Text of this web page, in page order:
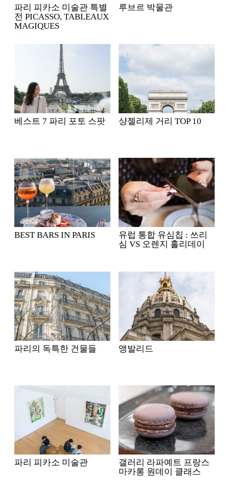
파리 피카소 미술관 특별
전 PICASSO, TABLEAUX
MAGIQUES
루브르 박물관
베스트 7 파리 포토 스팟 샹젤리제 거리 TOP 10
BEST BARS IN PARIS
유럽 통합 유심칩 : 쓰리
심 VS 오렌지 홀리데이
파리의 독특한 건물들 앵발리드
파리 피카소 미술관
갤러리 라파예트 프랑스
마카롱 원데이 클래스